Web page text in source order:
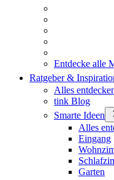
Entdecke alle
Ratgeber &
Alles
tink Blog
Smarte Ideen
Alles
Eingang
Garten